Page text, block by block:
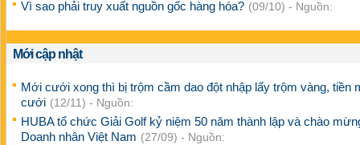
Vì sao phải truy xuất nguồn gốc hàng hóa? (09/10) - Nguồn:
Mới cập nhật
Mới cưới xong thì bị trộm cầm dao đột nhập lấy trộm vàng, tiền
cưới (12/11) - Nguồn:
HUBA tổ chức Giải Golf kỷ niệm 50 năm thành lập và chào
Doanh nhân Việt Nam (27/09) - Nguồn: